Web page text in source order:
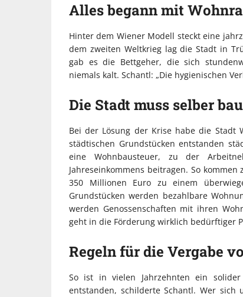
Alles begann mit
Hinter dem Wiener Modell steckt eine
dem zweiten Weltkrieg lag die Stadt in
gab es die Bettgeher, die sich
niemals kalt. Schantl: „Die hygienischen
Die Stadt muss selber
Bei der Lösung der Krise habe die Stadt
städtischen Grundstücken entstanden
eine Wohnbausteuer, zu der
Jahreseinkommens beitragen. So
350 Millionen Euro zu einem
Grundstücken werden bezahlbare
werden Genossenschaften mit ihren
geht in die Förderung wirklich bedürftiger
Regeln für die Vergabe
So ist in vielen Jahrzehnten ein
entstanden, schilderte Schantl. Wer sich